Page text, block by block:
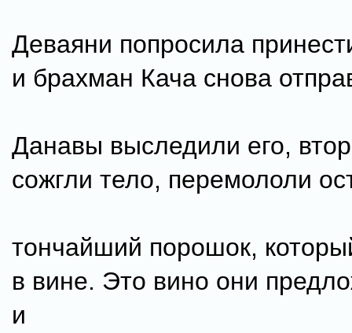
Деваяни попросила
и брахман Кача снова
Данавы выследили его,
сожгли тело, перемололи
тончайший порошок,
в вине. Это вино они
и